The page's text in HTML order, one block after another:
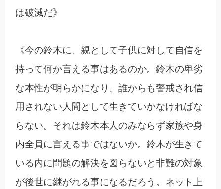
は破滅だ》
《今の鈴木に、親として子供に対して自信を
持って何か言える事はあるのか。鈴木の卑劣
な本性が明らかになり、誰からも警戒され信
用されない人間として生きていかなければな
らない。それは鈴木本人のみならず家族や身
内全員に言える事ではないか。鈴木が生きて
いる内に問題の解決を図らないと非難の対象
が後世に継がれる事になるだろう。ネット上